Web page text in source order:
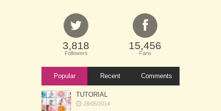
3,818
Followers
15,456
Fans
Popular Recent Comments
TUTORIAL
28/05/2014